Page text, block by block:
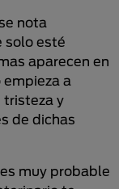
nota
solo esté
aparecen en
a
tristeza y
de dichas
muy probable